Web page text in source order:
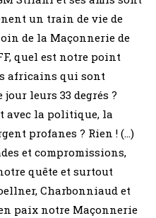
un train de vie de
de la Maçonnerie de
quel est notre point
africains qui sont
leurs 33 degrés ?
avec la politique, la
profanes ? Rien ! (…)
et compromissions,
quête et surtout
Charbonniaud et
paix notre Maçonnerie